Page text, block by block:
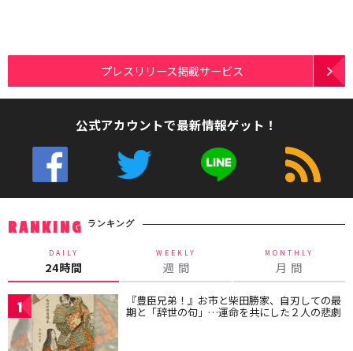
プレスリリース掲載サービス
公式アカウントで最新情報ゲット！
RANKING ランキング
DAILY
24時間
WEEKLY
週 間
MONTHLY
月 間
1 『豊臣兄弟！』お市と柴田勝家、自刃しての最
期と「辞世の句」…運命を共にした２人の悲劇